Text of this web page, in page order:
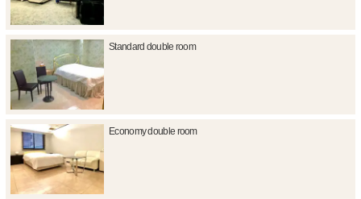
Standard double room
Economy double room